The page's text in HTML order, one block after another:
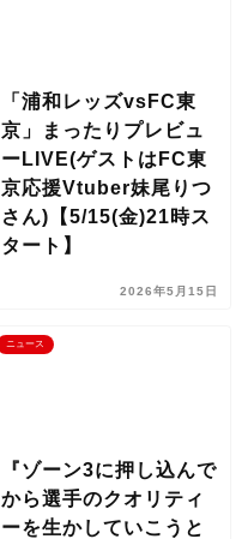
「浦和レッズvsFC東
京」まったりプレビュ
ーLIVE(ゲストはFC東
京応援Vtuber妹尾りつ
さん)【5/15(金)21時ス
タート】
2026年5月15日
ニュース
『ゾーン3に押し込んで
から選手のクオリティ
ーを生かしていこうと